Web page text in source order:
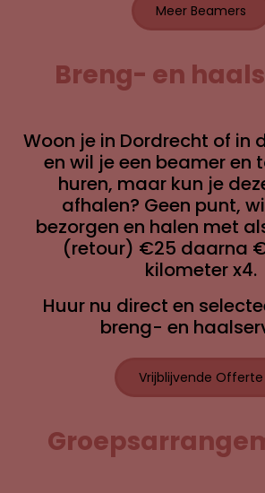
Meer Beamers
Breng- en
Woon je in Dordrecht of in
en wil je een beamer en
huren, maar kun je
afhalen? Geen punt,
bezorgen en halen met
(retour) €25 daarna
kilometer x4.
Huur nu direct en
breng- en
Vrijblijvende Offerte